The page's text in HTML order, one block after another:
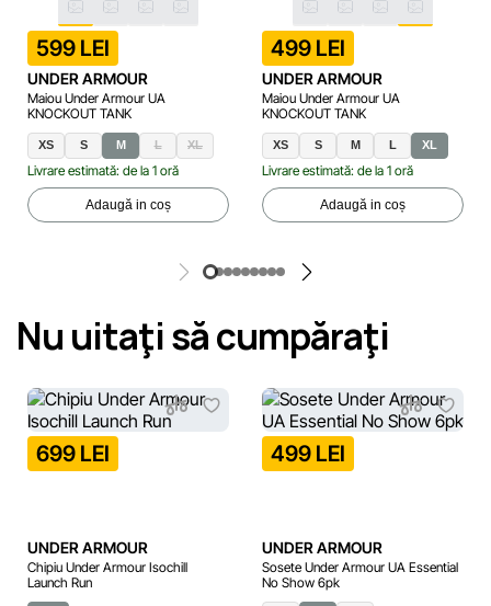
599 LEI
UNDER ARMOUR
Maiou Under Armour UA
KNOCKOUT TANK
XS S M L XL
Livrare estimată: de la 1 oră
Adaugă in coș
499 LEI
UNDER ARMOUR
Maiou Under Armour UA
KNOCKOUT TANK
XS S M L XL
Livrare estimată: de la 1 oră
Adaugă in coș
Nu uitaţi să cumpăraţi
699 LEI
UNDER ARMOUR
Chipiu Under Armour Isochill
Launch Run
499 LEI
UNDER ARMOUR
Sosete Under Armour UA Essential
No Show 6pk